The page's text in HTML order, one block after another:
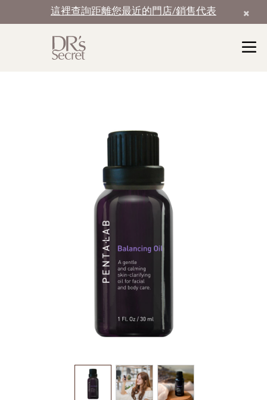
這裡查詢距離您最近的門店/銷售代表